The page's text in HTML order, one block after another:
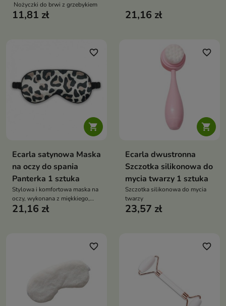
Nożyczki do brwi z grzebykiem
11,81 zł 21,16 zł

favorite_border
Ecarla satynowa Maska
na oczy do spania
Panterka 1 sztuka
Stylowa i komfortowa maska na
oczy, wykonana z miękkiego,
satynowego materiału
21,16 zł

favorite_border
Ecarla dwustronna
Szczotka silikonowa do
mycia twarzy 1 sztuka
Szczotka silikonowa do mycia
twarzy
23,57 zł
favorite_border favorite_border